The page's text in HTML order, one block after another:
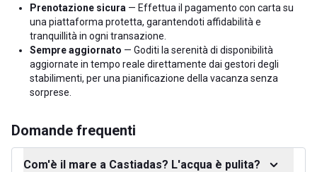
Prenotazione sicura — Effettua il pagamento con carta su
una piattaforma protetta, garantendoti affidabilità e
tranquillità in ogni transazione.
Sempre aggiornato — Goditi la serenità di disponibilità
aggiornate in tempo reale direttamente dai gestori degli
stabilimenti, per una pianificazione della vacanza senza
sorprese.
Domande frequenti
Com'è il mare a Castiadas? L'acqua è pulita?